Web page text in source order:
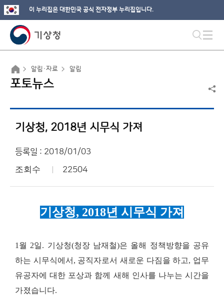
이 누리집은 대한민국 공식 전자정부 누리집입니다.
알림·자료 알림
포토뉴스
기상청, 2018년 시무식 가져
등록일 : 2018/01/03
조회수 22504
기상청, 2018년 시무식 가져
1 월 2일. 기상청(청장 남재철)은 올해 정책방향을 공유
하는 시무식에서 , 공직자로서 새로운 다짐을 하고, 업무
유공자에 대한 포상과 함께 새해 인사를 나누는 시간을
가졌습니다.